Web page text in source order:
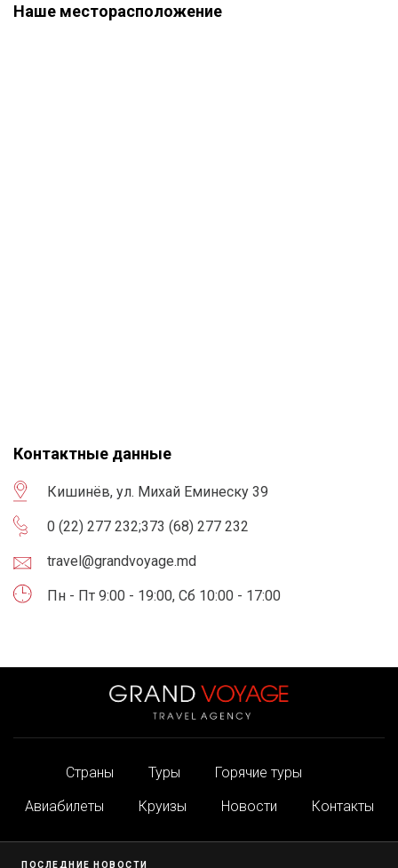
Наше месторасположение
Контактные данные
Кишинёв, ул. Михай Еминеску 39
0 (22) 277 232;373 (68) 277 232
travel@grandvoyage.md
Пн - Пт 9:00 - 19:00, Сб 10:00 - 17:00
Страны Туры
Горячие туры
Авиабилеты
Круизы Новости Контакты
ПОСЛЕДНИЕ НОВОСТИ